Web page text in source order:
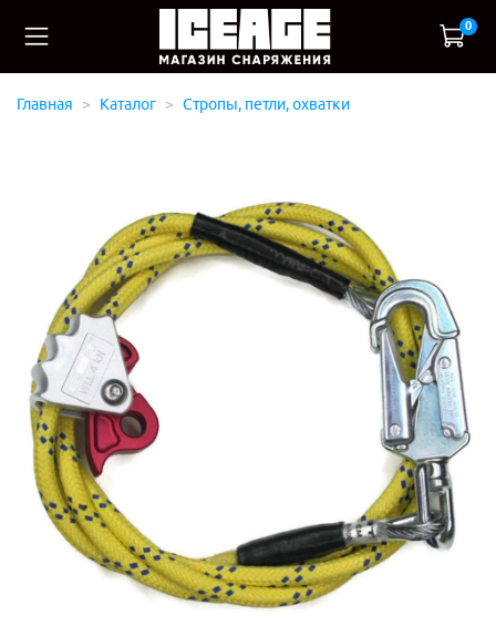
0
Главная Каталог Стропы, петли, охватки